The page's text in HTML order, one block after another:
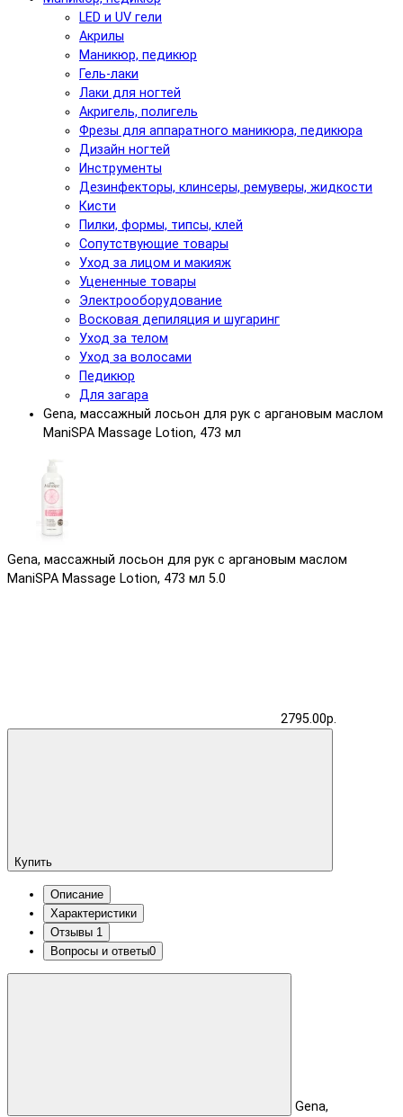
LED и UV гели
Акрилы
Маникюр, педикюр
Гель-лаки
Лаки для ногтей
Акригель, полигель
Фрезы для аппаратного маникюра, педикюра
Дизайн ногтей
Инструменты
Дезинфекторы, клинсеры, ремуверы, жидкости
Кисти
Пилки, формы, типсы, клей
Сопутствующие товары
Уход за лицом и макияж
Уцененные товары
Электрооборудование
Восковая депиляция и шугаринг
Уход за телом
Уход за волосами
Педикюр
Для загара
Gena, массажный лосьон для рук с аргановым маслом
ManiSPA Massage Lotion, 473 мл
Gena, массажный лосьон для рук с аргановым маслом
ManiSPA Massage Lotion, 473 мл 5.0
2795.00р.
Купить
Описание
Характеристики
Отзывы 1
Вопросы и ответы0
Gena,